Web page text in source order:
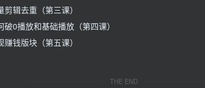
辑去重（第三课）
0播放和基础播放（第四课）
钱版块（第五课）
THE END